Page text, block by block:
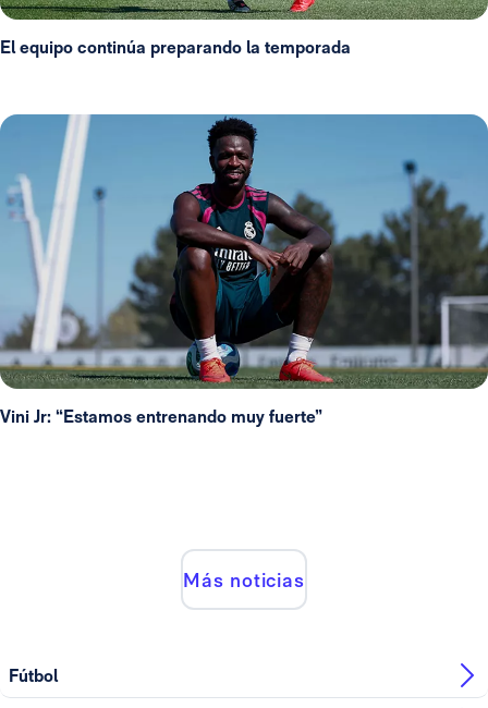
El equipo continúa preparando la temporada
Vini Jr: “Estamos entrenando muy fuerte”
Más noticias
Fútbol